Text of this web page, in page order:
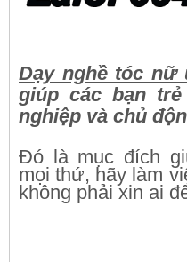
Dạy nghề tóc nữ
giúp các bạn
nghiệp và chủ
Đó là mục đích
mọi thứ, hãy làm
không phải xin ai